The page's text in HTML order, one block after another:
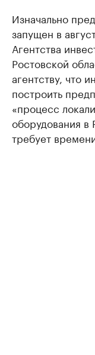
Изначально
запущен в
Агентства
Ростовской
агентству, что
построить
«процесс
оборудования в
требует